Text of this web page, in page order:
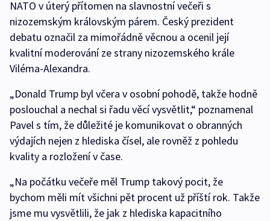
NATO v úterý přítomen na slavnostní večeři s
nizozemským královským párem. Český prezident
debatu označil za mimořádně věcnou a ocenil její
kvalitní moderování ze strany nizozemského krále
Viléma-Alexandra.
„Donald Trump byl včera v osobní pohodě, takže hodně
poslouchal a nechal si řadu věcí vysvětlit,“ poznamenal
Pavel s tím, že důležité je komunikovat o obranných
výdajích nejen z hlediska čísel, ale rovněž z pohledu
kvality a rozložení v čase.
„Na počátku večeře měl Trump takový pocit, že
bychom měli mít všichni pět procent už příští rok. Takže
jsme mu vysvětlili, že jak z hlediska kapacitního